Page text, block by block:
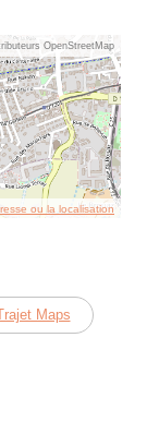
OpenStreetMap
ou la localisation
Maps